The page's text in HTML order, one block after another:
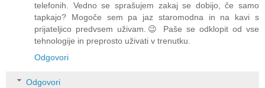
telefonih. Vedno se sprašujem zakaj se dobijo, če samo
tapkajo? Mogoče sem pa jaz staromodna in na kavi s
prijateljico predvsem uživam.😉 Paše se odklopit od vse
tehnologije in preprosto uživati v trenutku.
Odgovori
Odgovori